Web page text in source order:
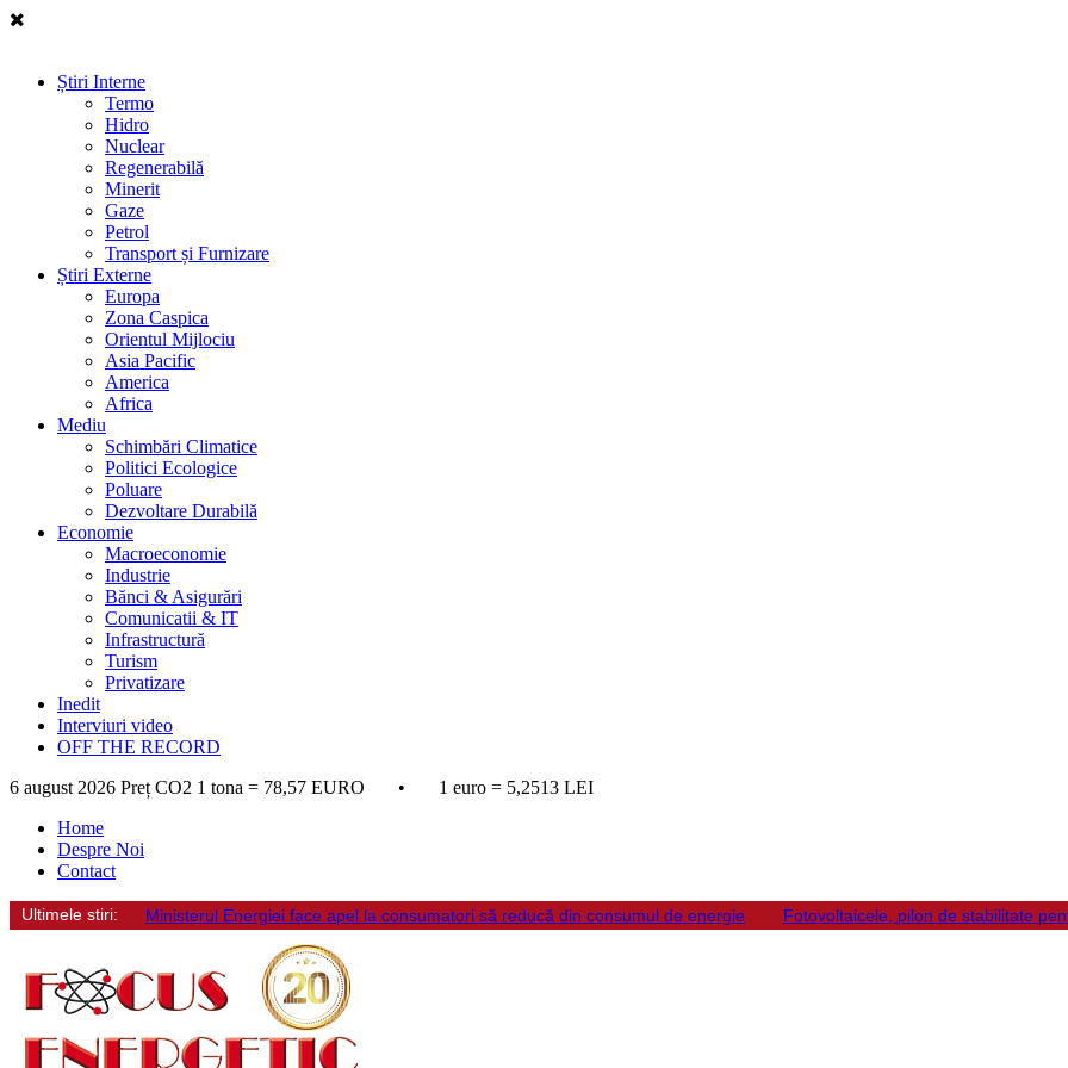
Știri Interne
Termo
Hidro
Nuclear
Regenerabilă
Minerit
Gaze
Petrol
Transport și Furnizare
Știri Externe
Europa
Zona Caspica
Orientul Mijlociu
Asia Pacific
America
Africa
Mediu
Schimbări Climatice
Politici Ecologice
Poluare
Dezvoltare Durabilă
Economie
Macroeconomie
Industrie
Bănci & Asigurări
Comunicatii & IT
Infrastructură
Turism
Privatizare
Inedit
Interviuri video
OFF THE RECORD
6 august 2026 Preț CO2 1 tona = 78,57 EURO • 1 euro = 5,2513 LEI
Home
Despre Noi
Contact
Ultimele stiri: Ministerul Energiei face apel la consumatori să reducă din consumul de energie Fotovoltaicele, pilon de stabilitate